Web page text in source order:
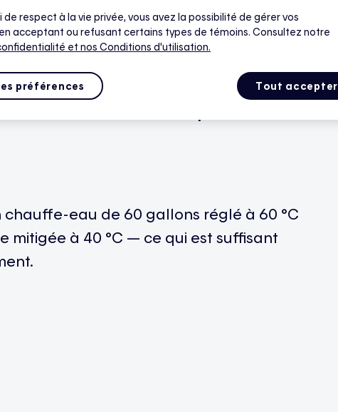
lesévénements
de pointe, malgré
duchauffe
chauffe-eau de 60 gallons réglé à 60 °C
mitigée à 40 °C — ce qui est suffisant
.
de respect à la vie privée, vous avez la possibilité de gérer vos
acceptant ou refusant certains types de témoins. Consultez notre
et nos Conditions d'utilisation.
Tout accepter
préférences